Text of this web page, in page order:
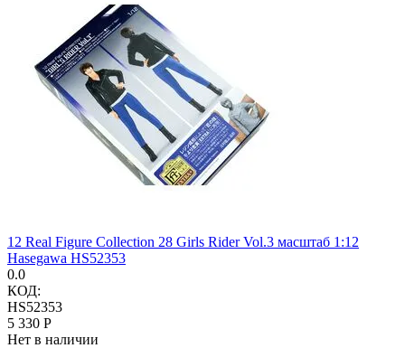
12 Real Figure Collection 28 Girls Rider Vol.3 масштаб 1:12
Hasegawa HS52353
0.0
КОД:
HS52353
5 330 Р
Нет в наличии